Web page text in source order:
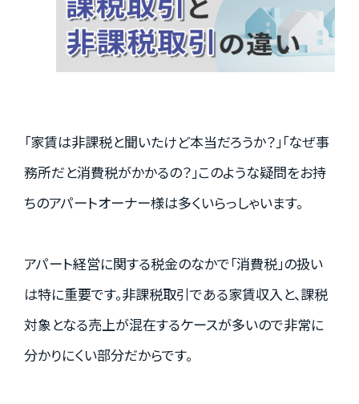
お客様の声
Q&A
お知らせ
資料請求はこちら
「家賃は非課税と聞いたけど本当だろうか？」「なぜ事
務所だと消費税がかかるの？」このような疑問をお持
ちのアパートオーナー様は多くいらっしゃいます。
アパート経営に関する税金のなかで「消費税」の扱い
は特に重要です。非課税取引である家賃収入と、課税
対象となる売上が混在するケースが多いので非常に
分かりにくい部分だからです。